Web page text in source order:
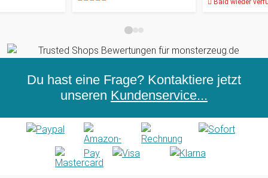
Du hast eine Frage? Kontaktiere jetzt
unseren Kundenservice...